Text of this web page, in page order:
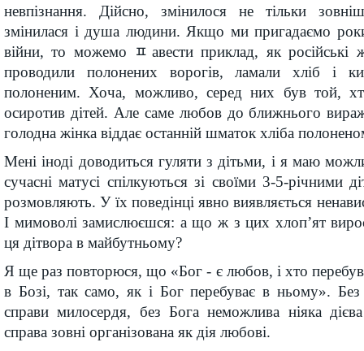
невпізнання. Дійсно, змінилося не тільки
змінилася і душа людини. Якщо ми пригадаємо
війни, то можемо ﾽавести приклад, як російські
проводили полонених ворогів, ламали хліб і
полоненим. Хоча, можливо, серед них був той,
осиротив дітей. Але саме любов до ближнього
голодна жінка віддає останній шматок хліба
Мені іноді доводиться гуляти з дітьми, і я маю
сучасні матусі спілкуються зі своїми 3-5-річними
розмовляють. У їх поведінці явно виявляється
І мимоволі замислюєшся: а що ж з цих хлоп’ят
ця дітвора в майбутньому?
Я ще раз повторюся, що «Бог - є любов, і хто
в Бозі, так само, як і Бог перебуває в ньому». Без
справи милосердя, без Бога неможлива ніяка
справа зовні організована як дія любові.